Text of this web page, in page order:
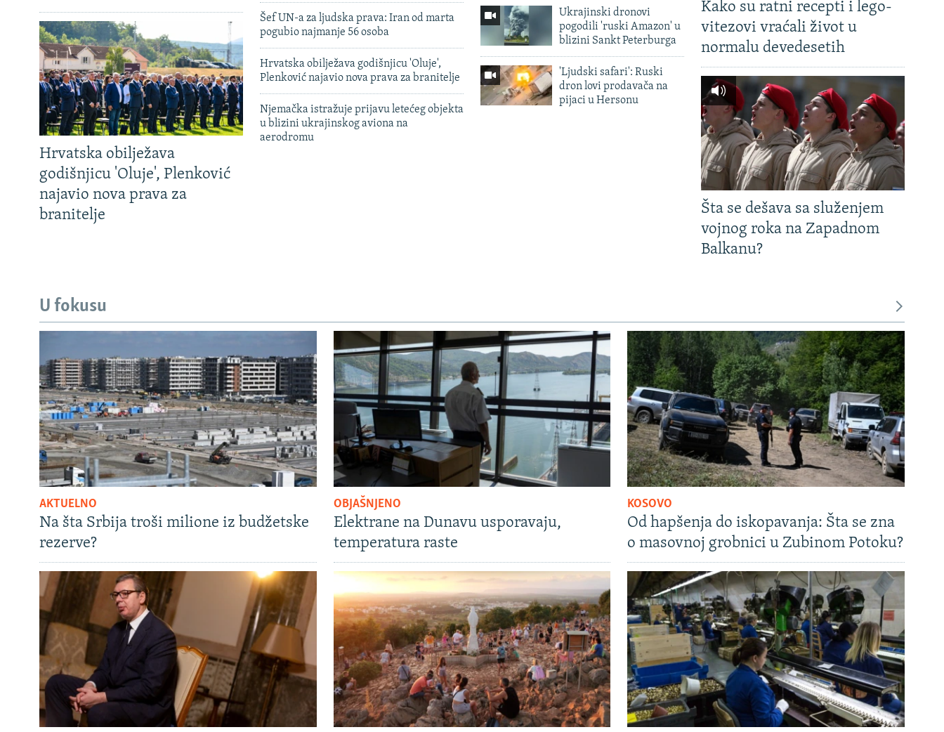
Hrvatska obilježava
godišnjicu 'Oluje', Plenković
najavio nova prava za
branitelje
Šef UN-a za ljudska prava: Iran od marta
pogubio najmanje 56 osoba
Hrvatska obilježava godišnjicu 'Oluje',
Plenković najavio nova prava za branitelje
Njemačka istražuje prijavu letećeg objekta
u blizini ukrajinskog aviona na
aerodromu
Ukrajinski dronovi
pogodili 'ruski Amazon' u
blizini Sankt Peterburga
'Ljudski safari': Ruski
dron lovi prodavača na
pijaci u Hersonu
Kako su ratni recepti i lego-
vitezovi vraćali život u
normalu devedesetih
Šta se dešava sa služenjem
vojnog roka na Zapadnom
Balkanu?
U fokusu
AKTUELNO
Na šta Srbija troši milione iz budžetske
rezerve?
OBJAŠNJENO
Elektrane na Dunavu usporavaju,
temperatura raste
KOSOVO
Od hapšenja do iskopavanja: Šta se zna
o masovnoj grobnici u Zubinom Potoku?